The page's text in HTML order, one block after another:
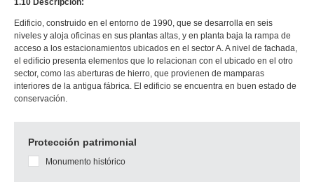
1.10 Descripcion:
Edificio, construido en el entorno de 1990, que se desarrolla en seis
niveles y aloja oficinas en sus plantas altas, y en planta baja la rampa de
acceso a los estacionamientos ubicados en el sector A. A nivel de fachada,
el edificio presenta elementos que lo relacionan con el ubicado en el otro
sector, como las aberturas de hierro, que provienen de mamparas
interiores de la antigua fábrica. El edificio se encuentra en buen estado de
conservación.
Protección patrimonial
Monumento histórico